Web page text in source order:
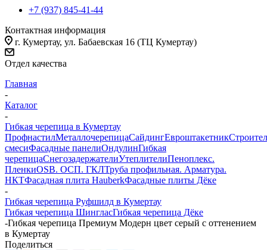
+7 (937) 845-41-44
Контактная информация
г. Кумертау, ул. Бабаевская 16 (ТЦ Кумертау)
Отдел качества
Главная
-
Каталог
-
Гибкая черепица в Кумертау
ПрофнастилМеталлочерепицаСайдингЕвроштакетник
смесиФасадные панелиОндулинГибкая
черепицаСнегозадержателиУтеплителиПеноплекс.
ПленкиOSB. ОСП. ГКЛТруба профильная. Арматура.
НКТФасадная плита HauberkФасадные плиты Дёке
-
Гибкая черепица Руфшилд в Кумертау
Гибкая черепица ШингласГибкая черепица Дёке
-Гибкая черепица Премиум Модерн цвет серый с оттенением
в Кумертау
Поделиться